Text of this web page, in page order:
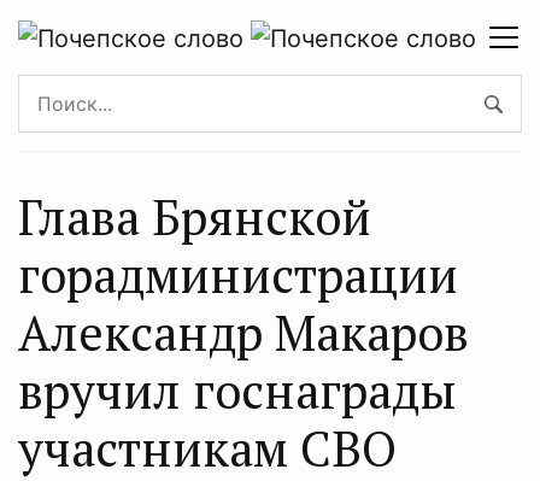
Глава Брянской
горадминистрации
Александр Макаров
вручил госнаграды
участникам СВО